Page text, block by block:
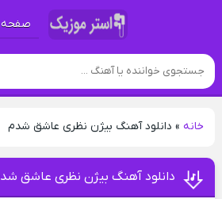
صفحه
خانه» دانلود آهنگ بیژن نظری عاشق شدم
دانلود آهنگ بیژن نظری عاشق